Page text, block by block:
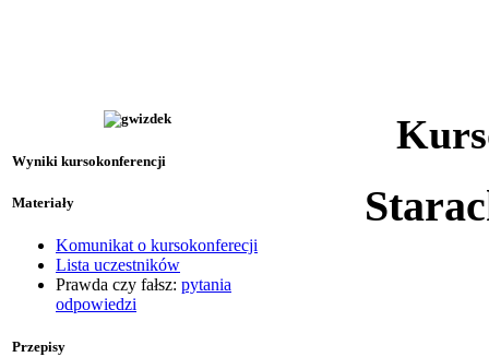
Wyniki kursokonferencji
Materiały
Komunikat o kursokonferecji
Lista uczestników
Prawda czy fałsz: pytania
odpowiedzi
Przepisy